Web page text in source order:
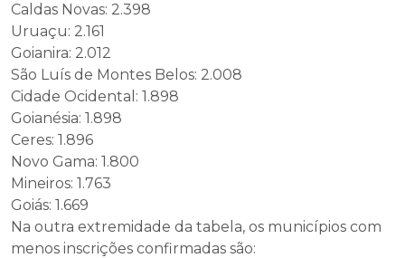
Caldas Novas: 2.398
Uruaçu: 2.161
Goianira: 2.012
São Luís de Montes Belos: 2.008
Cidade Ocidental: 1.898
Goianésia: 1.898
Ceres: 1.896
Novo Gama: 1.800
Mineiros: 1.763
Goiás: 1.669
Na outra extremidade da tabela, os municípios com
menos inscrições confirmadas são: